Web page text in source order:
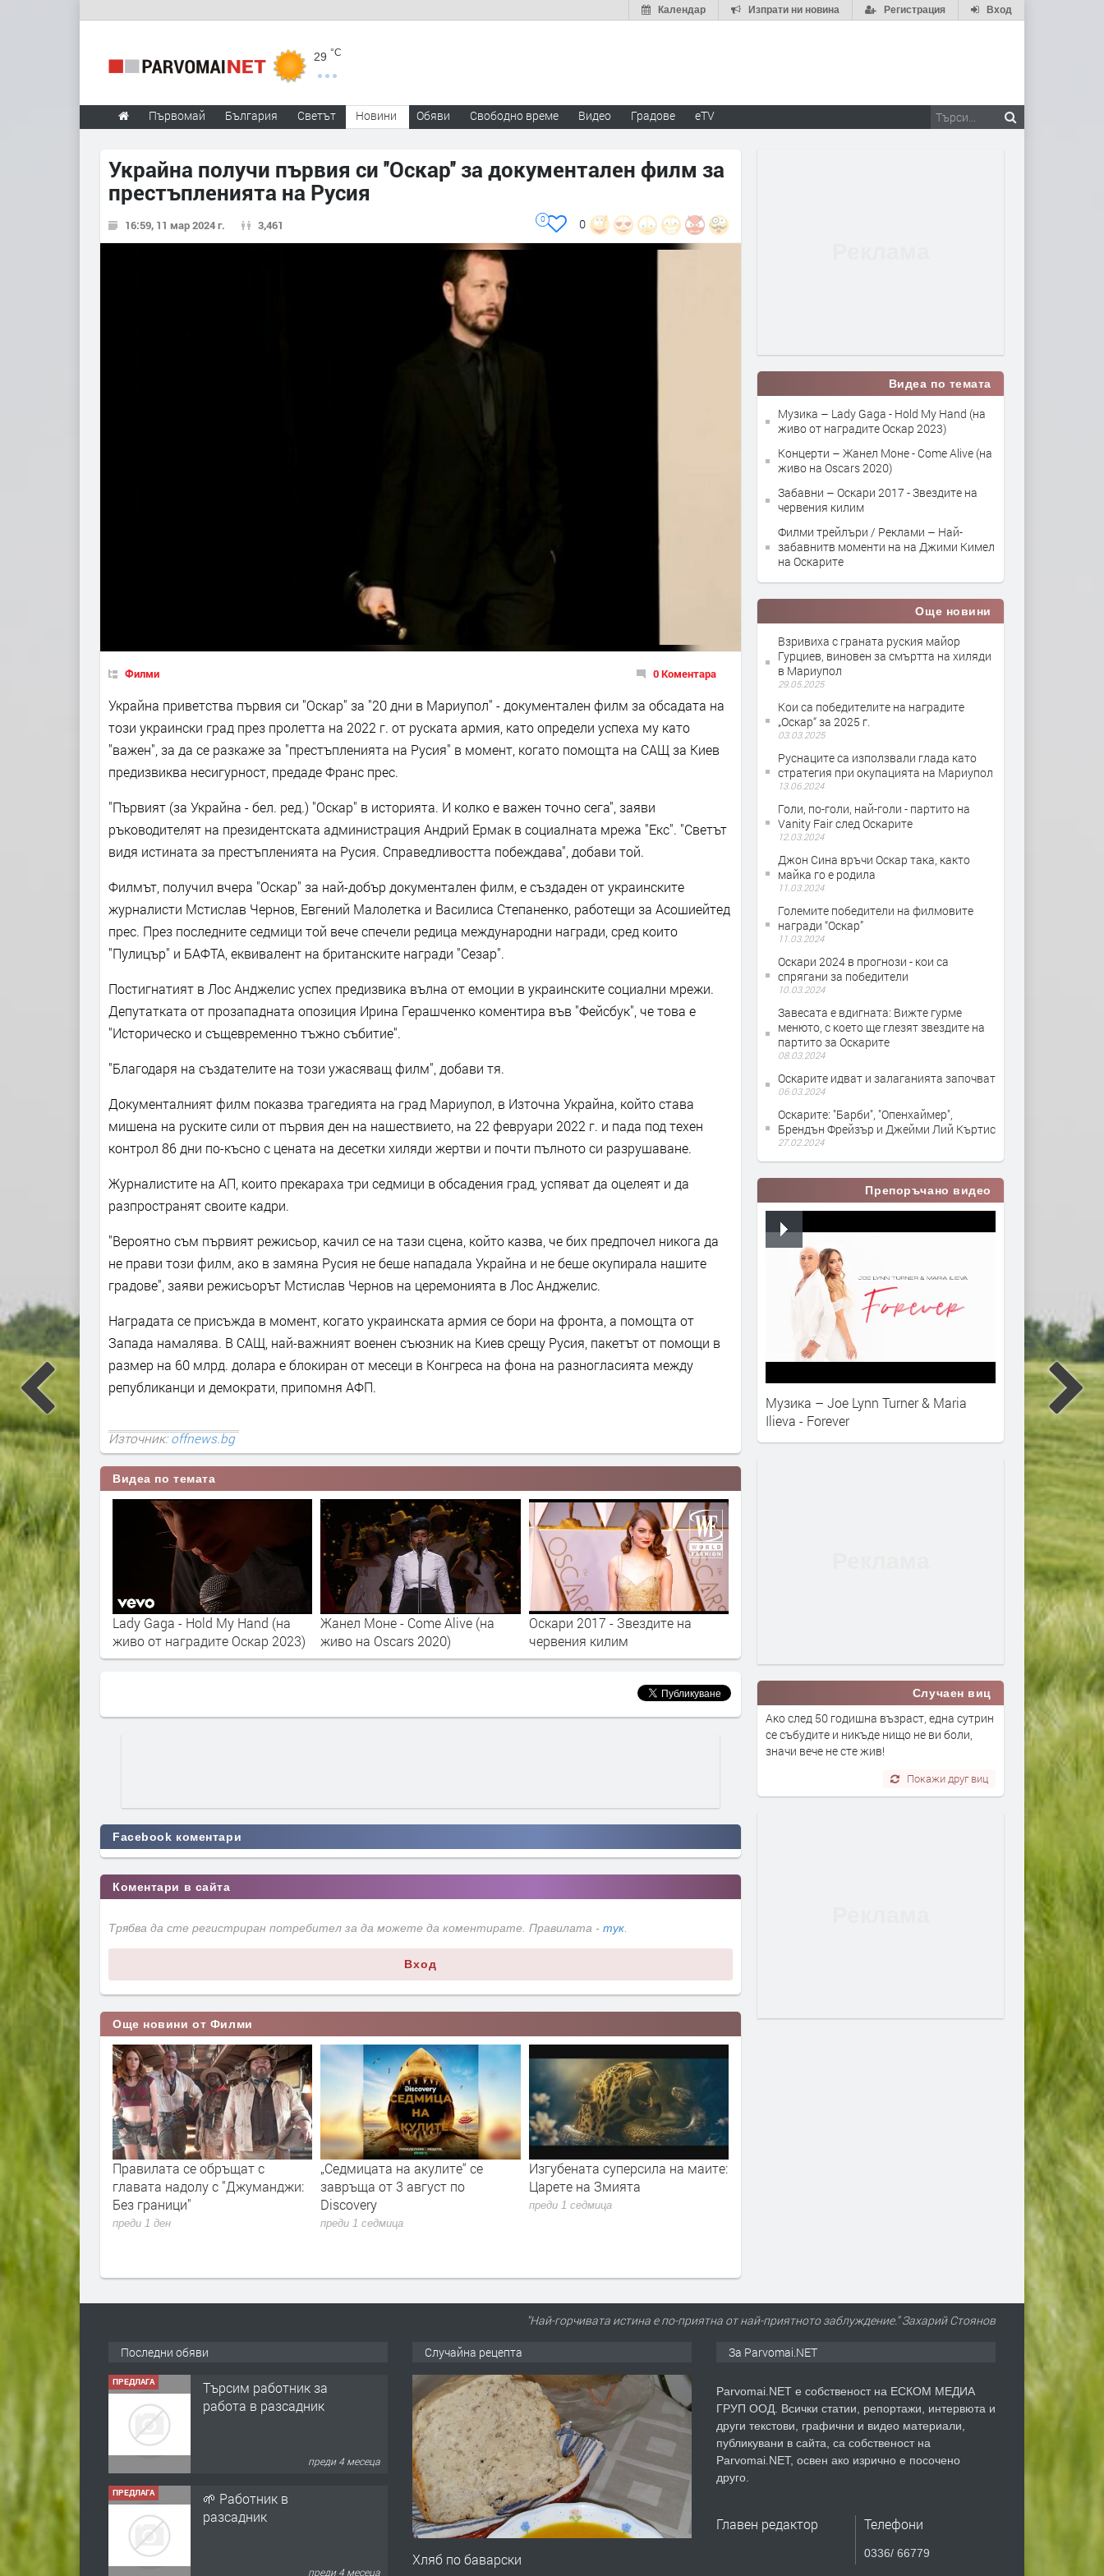
Вход
Регистрация
Изпрати ни новина
Календар
29 °C
Първомай България Светът Новини Обяви Свободно време Видео Градове eTV
Украйна получи първия си ''Оскар'' за документален филм за
престъпленията на Русия
16:59, 11 мар 2024 г. 3,461 0
0
Филми 0 Коментара
Украйна приветства първия си "Оскар" за "20 дни в Мариупол" - документален филм за обсадата на
този украински град през пролетта на 2022 г. от руската армия, като определи успеха му като
"важен", за да се разкаже за "престъпленията на Русия" в момент, когато помощта на САЩ за Киев
предизвиква несигурност, предаде Франс прес.
"Първият (за Украйна - бел. ред.) "Оскар" в историята. И колко е важен точно сега", заяви
ръководителят на президентската администрация Андрий Ермак в социалната мрежа "Екс". "Светът
видя истината за престъпленията на Русия. Справедливостта побеждава", добави той.
Филмът, получил вчера "Оскар" за най-добър документален филм, е създаден от украинските
журналисти Мстислав Чернов, Евгений Малолетка и Василиса Степаненко, работещи за Асошиейтед
прес. През последните седмици той вече спечели редица международни награди, сред които
"Пулицър" и БАФТА, еквивалент на британските награди "Сезар".
Постигнатият в Лос Анджелис успех предизвика вълна от емоции в украинските социални мрежи.
Депутатката от прозападната опозиция Ирина Герашченко коментира във "Фейсбук", че това е
"Историческо и същевременно тъжно събитие".
"Благодаря на създателите на този ужасяващ филм", добави тя.
Документалният филм показва трагедията на град Мариупол, в Източна Украйна, който става
мишена на руските сили от първия ден на нашествието, на 22 февруари 2022 г. и пада под техен
контрол 86 дни по-късно с цената на десетки хиляди жертви и почти пълното си разрушаване.
Журналистите на АП, които прекараха три седмици в обсадения град, успяват да оцелеят и да
разпространят своите кадри.
"Вероятно съм първият режисьор, качил се на тази сцена, който казва, че бих предпочел никога да
не прави този филм, ако в замяна Русия не беше нападала Украйна и не беше окупирала нашите
градове", заяви режисьорът Мстислав Чернов на церемонията в Лос Анджелис.
Наградата се присъжда в момент, когато украинската армия се бори на фронта, а помощта от
Запада намалява. В САЩ, най-важният военен съюзник на Киев срещу Русия, пакетът от помощи в
размер на 60 млрд. долара е блокиран от месеци в Конгреса на фона на разногласията между
републиканци и демократи, припомня АФП.
Източник:offnews.bg
Видеа по темата
на на
Оскарите
Lady Gaga - Hold My Hand (на
живо от наградите Оскар 2023)
Жанел Моне - Come Alive (на
живо на Oscars 2020)
Оскари 2017 - Звездите на
червения килим
Lady Gaga - Hold My
живо от наградите
Facebook коментари
Коментари в сайта
Трябва да сте регистриран потребител за да можете да коментирате. Правилата - тук.
Вход
Още новини от Филми
на Discovery
на най-
Правилата се обръщат с
главата надолу с "Джуманджи:
Без граници"
преди 1 ден
„Седмицата на акулите“ се
завръща от 3 август по
Discovery
преди 1 седмица
Изгубената суперсила на маите:
Царете на Змията
преди 1 седмица
Сезон на кралските
Маите: войната на петте
кралства по VIASAT
Видеа по темата
Музика – Lady Gaga - Hold My Hand (на
живо от наградите Оскар 2023)
Концерти – Жанел Моне - Come Alive (на
живо на Oscars 2020)
Забавни – Оскари 2017 - Звездите на
червения килим
Филми трейлъри / Реклами – Най-
забавнитв моменти на на Джими Кимел
на Оскарите
Още новини
Взривиха с граната руския майор
Гурциев, виновен за смъртта на хиляди
в Мариупол
29.05.2025
Кои са победителите на наградите
„Оскар“ за 2025 г.
03.03.2025
Руснаците са използвали глада като
стратегия при окупацията на Мариупол
13.06.2024
Голи, по-голи, най-голи - партито на
Vanity Fair след Оскарите
12.03.2024
Джон Сина връчи Оскар така, както
майка го е родила
11.03.2024
Големите победители на филмовите
награди “Оскар”
11.03.2024
Оскари 2024 в прогнози - кои са
спрягани за победители
10.03.2024
Завесата е вдигната: Вижте гурме
менюто, с което ще глезят звездите на
партито за Оскарите
08.03.2024
Оскарите идват и залаганията започват
06.03.2024
Оскарите: "Барби", "Опенхаймер",
Брендън Фрейзър и Джейми Лий Къртис
27.02.2024
Препоръчано видео
Музика – Joe Lynn Turner & Maria
Ilieva - Forever
Случаен виц
Ако след 50 годишна възраст, една сутрин
се събудите и никъде нищо не ви боли,
значи вече не сте жив!
Покажи друг виц
"Най-горчивата истина е по-приятна от най-приятното заблуждение." Захарий Стоянов
Последни обяви
ПРЕДЛАГА
Търсим работник за
работа в разсадник
преди 4 месеца
ПРЕДЛАГА
🌱 Работник в
разсадник
преди 4 месеца
Случайна рецепта
Хляб по баварски
За Parvomai.NET
Parvomai.NET е собственост на ЕСКОМ МЕДИА
ГРУП ООД. Всички статии, репортажи, интервюта и
други текстови, графични и видео материали,
публикувани в сайта, са собственост на
Parvomai.NET, освен ако изрично е посочено
друго.
Главен редактор Телефони
0336/ 66779